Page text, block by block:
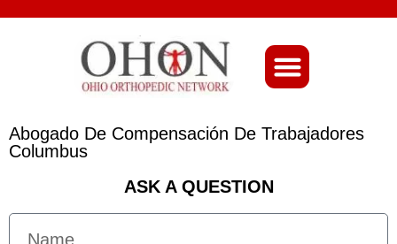
Abogado De Compensación De Trabajadores
Columbus
ASK A QUESTION